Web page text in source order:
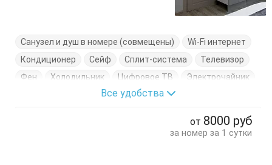
Санузел и душ в номере (совмещены)
Wi-Fi интернет
Кондиционер
Сейф Сплит-система
Телевизор
Фен
Холодильник Цифровое ТВ
Электрочайник
Диван
Комод
Шкаф
Все удобства
от 8000 руб
за номер за 1 сутки